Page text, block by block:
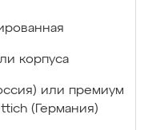
корпуса
или премиум
(Германия)